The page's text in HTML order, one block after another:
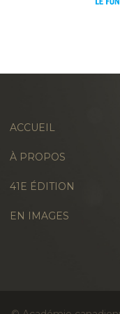
ACCUEIL
À PROPOS
41E ÉDITION
EN IMAGES